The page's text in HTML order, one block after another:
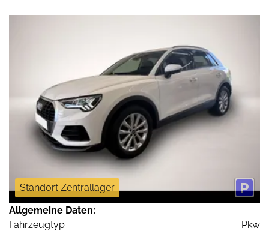
Standort Zentrallager
Allgemeine Daten:
Fahrzeugtyp
Pkw